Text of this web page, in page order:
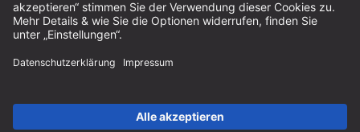
Datenschutz
Cookie-Einstellungen
© 2026 sauter GmbH
* kostenloser Versand ab 150 Euro Bestellwert innerhalb
Deutschlands für die Standard-Paketgrößen - ausgenommen